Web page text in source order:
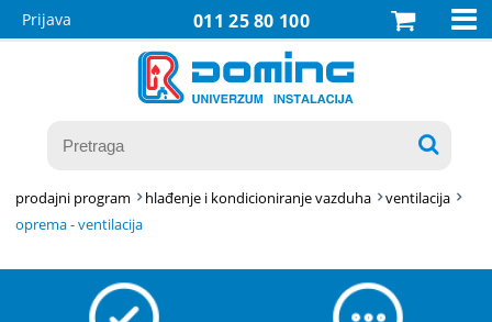
011 25 80 100
Prijava 

prodajni program hlađenje i kondicioniranje vazduha
ventilacija
oprema - ventilacija